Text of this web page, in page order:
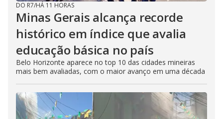
DO R7/HÁ 11 HORAS
Minas Gerais alcança recorde
histórico em índice que avalia
educação básica no país
Belo Horizonte aparece no top 10 das cidades mineiras
mais bem avaliadas, com o maior avanço em uma década